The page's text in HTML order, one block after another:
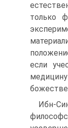
только
если
Ибн-